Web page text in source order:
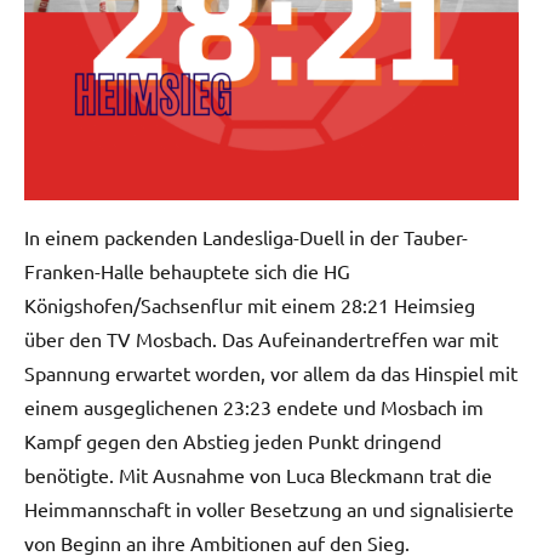
In einem packenden Landesliga-Duell in der Tauber-
Franken-Halle behauptete sich die HG
Königshofen/Sachsenflur mit einem 28:21 Heimsieg
über den TV Mosbach. Das Aufeinandertreffen war mit
Spannung erwartet worden, vor allem da das Hinspiel mit
einem ausgeglichenen 23:23 endete und Mosbach im
Kampf gegen den Abstieg jeden Punkt dringend
benötigte. Mit Ausnahme von Luca Bleckmann trat die
Heimmannschaft in voller Besetzung an und signalisierte
von Beginn an ihre Ambitionen auf den Sieg.